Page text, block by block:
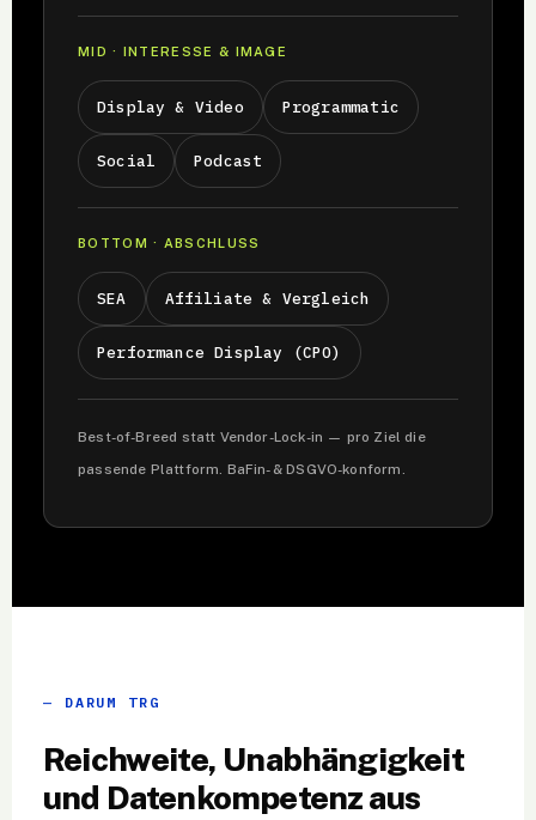
MID · INTERESSE & IMAGE
Display & Video Programmatic
Social Podcast
BOTTOM · ABSCHLUSS
SEA Affiliate & Vergleich
Performance Display (CPO)
Best-of-Breed statt Vendor-Lock-in — pro Ziel die
passende Plattform. BaFin- & DSGVO-konform.
DARUM TRG
Reichweite, Unabhängigkeit
und Datenkompetenz aus